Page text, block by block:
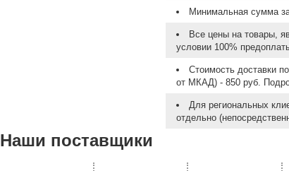
Минимальная сумма
Все цены на товары,
условии 100%
Стоимость доставки
от МКАД) - 850 руб.
Для региональных
отдельно
Наши поставщики